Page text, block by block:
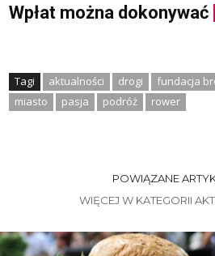
Wpłat można dokonywać
Tagi aktualności drogi fundacja
miasto
pasja podróż rower
POWIĄZANE
WIĘCEJ W KATEGORII